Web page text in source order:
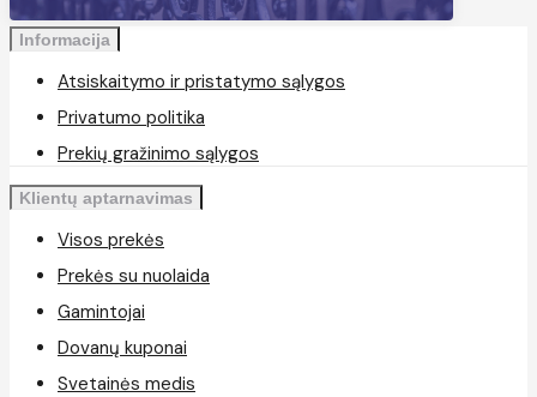
Informacija
Atsiskaitymo ir pristatymo sąlygos
Privatumo politika
Prekių gražinimo sąlygos
Klientų aptarnavimas
Visos prekės
Prekės su nuolaida
Gamintojai
Dovanų kuponai
Svetainės medis